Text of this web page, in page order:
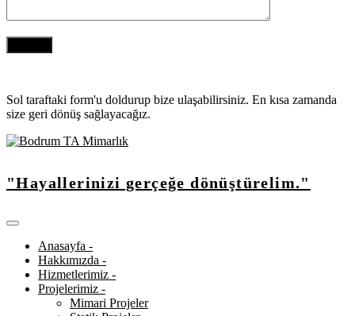
Sol taraftaki form'u doldurup bize ulaşabilirsiniz. En kısa zamanda
size geri dönüş sağlayacağız.
"Hayallerinizi gerçeğe dönüştürelim."
Anasayfa -
Hakkımızda -
Hizmetlerimiz -
Projelerimiz -
Mimari Projeler